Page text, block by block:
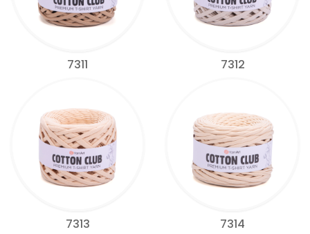
7311 7312
7313 7314